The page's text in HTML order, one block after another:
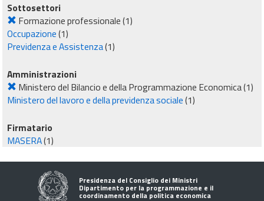
Sottosettori
Formazione professionale(1)
Occupazione(1)
Previdenza e Assistenza(1)
Amministrazioni
Ministero del Bilancio e della Programmazione Economica(1)
Ministero del lavoro e della previdenza sociale(1)
Firmatario
MASERA(1)
Presidenza del Consiglio dei Ministri
Dipartimento per la programmazione e il
coordinamento della politica economica